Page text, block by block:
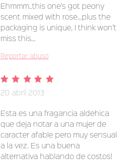
Ehmmm..this one's got peony
scent mixed with rose...plus the
packaging is unique, I think won't
miss this...
Reportar abuso
20 abril 2013
Esta es una fragancia aldehica
que deja notar a una mujer de
caracter afable pero muy sensual
a la vez. Es una buena
alternativa hablando de costos!